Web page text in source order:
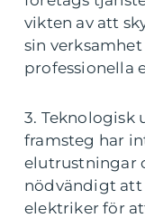
vikten av att
sin
professionella
3. Teknologisk
framsteg har
elutrustningar
nödvändigt
elektriker för